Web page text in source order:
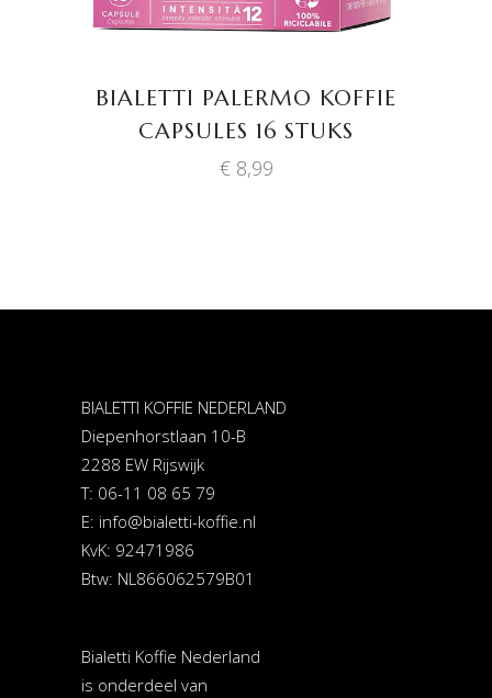
BIALETTI PALERMO KOFFIE
CAPSULES 16 STUKS
€8,99
BIALETTI KOFFIE NEDERLAND
Diepenhorstlaan 10-B
2288 EW Rijswijk
T: 06-11 08 65 79
E: info@bialetti-koffie.nl
KvK: 92471986
Btw: NL866062579B01
Bialetti Koffie Nederland
is onderdeel van